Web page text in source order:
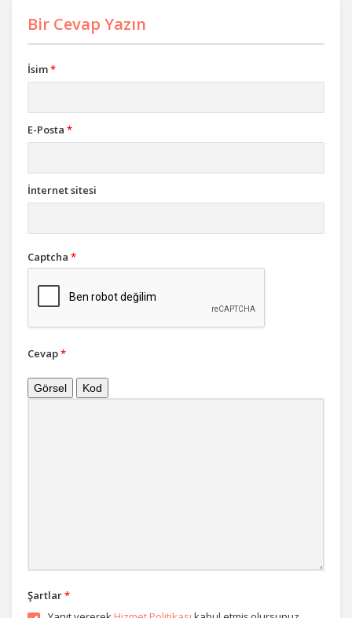
Bir Cevap Yazın
İsim*
E-Posta *
İnternet sitesi
Captcha *
Cevap*
Görsel Kod
Şartlar*